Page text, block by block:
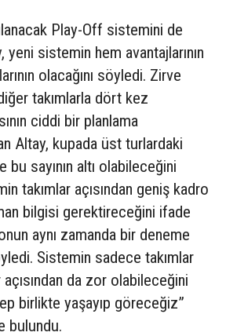
Play-Off sistemini de
sistemin hem avantajlarının
olacağını söyledi. Zirve
takımlarla dört kez
ciddi bir planlama
Altay, kupada üst turlardaki
sayının altı olabileceğini
takımlar açısından geniş kadro
bilgisi gerektireceğini ifade
aynı zamanda bir deneme
Sistemin sadece takımlar
da zor olabileceğini
birlikte yaşayıp göreceğiz”
bulundu.